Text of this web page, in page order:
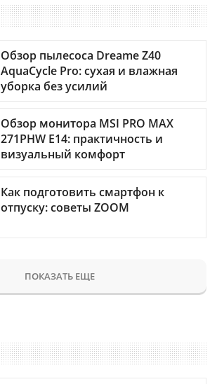
Обзор пылесоса Dreame Z40
AquaCycle Pro: сухая и влажная
уборка без усилий
Обзор монитора MSI PRO MAX
271PHW E14: практичность и
визуальный комфорт
Как подготовить смартфон к
отпуску: советы ZOOM
ПОКАЗАТЬ ЕЩЕ